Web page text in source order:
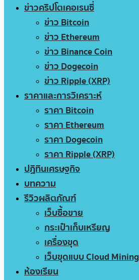
ข่าวคริปโตเคอเรนซี่
ข่าว Bitcoin
ข่าว Ethereum
ข่าว Binance Coin
ข่าว Dogecoin
ข่าว Ripple (XRP)
ราคาและการวิเคราะห์
ราคา Bitcoin
ราคา Ethereum
ราคา Dogecoin
ราคา Ripple (XRP)
ปฏิทินเศรษฐกิจ
บทความ
รีวิวผลิตภัณฑ์
เว็บซื้อขาย
กระเป๋าเก็บเหรียญ
เครื่องขุด
เว็บขุดแบบ Cloud Mining
ห้องเรียน